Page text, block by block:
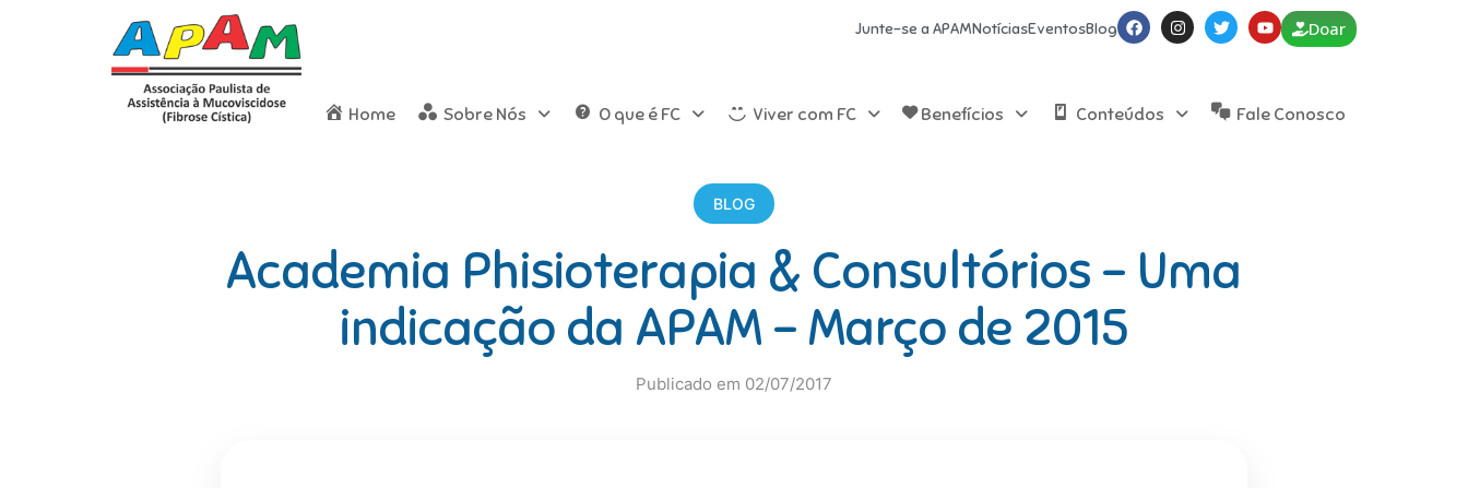
Junte-se a APAMNotíciasEventosBlog Doar
Home Sobre Nós O que é FC Viver com FC Benefícios Conteúdos Fale Conosco
BLOG
Academia Phisioterapia & Consultórios – Uma
indicação da APAM – Março de 2015
Publicado em 02/07/2017